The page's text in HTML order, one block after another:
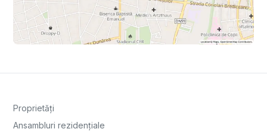
Proprietăți
Ansambluri rezidențiale